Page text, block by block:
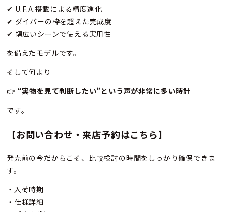
✔ U.F.A.搭載による精度進化
✔ ダイバーの枠を超えた完成度
✔ 幅広いシーンで使える実用性
を備えたモデルです。
そして何より
👉 “実物を見て判断したい”という声が非常に多い時計
です。
【お問い合わせ・来店予約はこちら】
発売前の今だからこそ、比較検討の時間をしっかり確保できま
す。
・入荷時期
・仕様詳細